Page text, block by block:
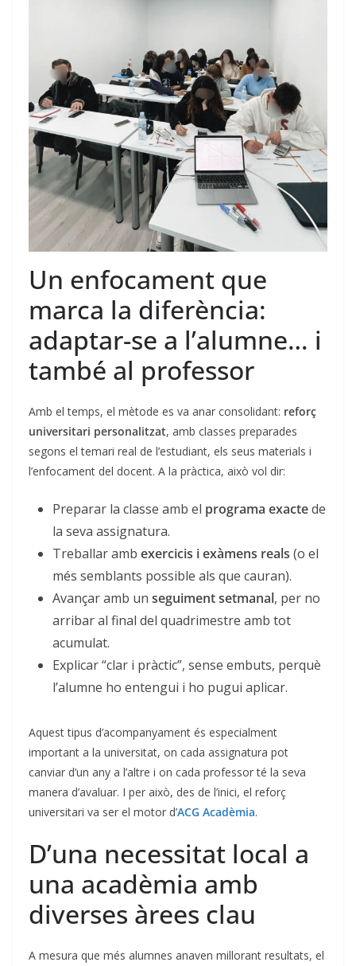
Un enfocament que
marca la diferència:
adaptar-se a l’alumne… i
també al professor
Amb el temps, el mètode es va anar consolidant: reforç
universitari personalitzat, amb classes preparades
segons el temari real de l’estudiant, els seus materials i
l’enfocament del docent. A la pràctica, això vol dir:
Preparar la classe amb el programa exactede
la seva assignatura.
Treballar amb exercicis i exàmens reals (o el
més semblants possible als que cauran).
Avançar amb un seguiment setmanal, per no
arribar al final del quadrimestre amb tot
acumulat.
Explicar “clar i pràctic”, sense embuts, perquè
l’alumne ho entengui i ho pugui aplicar.
Aquest tipus d’acompanyament és especialment
important a la universitat, on cada assignatura pot
canviar d’un any a l’altre i on cada professor té la seva
manera d’avaluar. I per això, des de l’inici, el reforç
universitari va ser el motor d’ACG Acadèmia.
D’una necessitat local a
una acadèmia amb
diverses àrees clau
A mesura que més alumnes anaven millorant resultats, el